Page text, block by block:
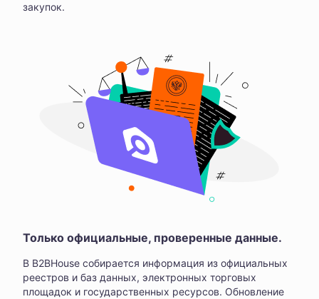
закупок.
Только официальные, проверенные данные.
В B2BHouse собирается информация из официальных
реестров и баз данных, электронных торговых
площадок и государственных ресурсов. Обновление